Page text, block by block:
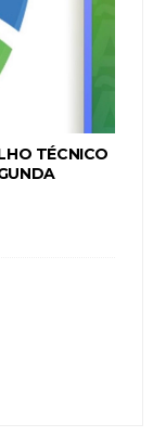
TÉCNICO